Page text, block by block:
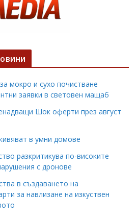
мокро и сухо почистване
заявки в световен мащаб
Шок оферти през август
в умни домове
разкритикува по-високите
с дронове
в създаването на
за навлизане на изкуствен